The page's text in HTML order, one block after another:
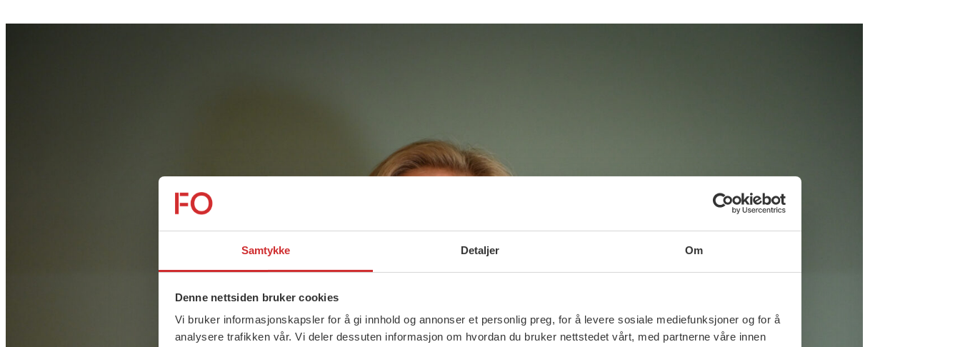
Samtykke Detaljer Om
Denne nettsiden bruker cookies
Vi bruker informasjonskapsler for å gi innhold og annonser et personlig preg, for å levere sosiale mediefunksjoner og for å
analysere trafikken vår. Vi deler dessuten informasjon om hvordan du bruker nettstedet vårt, med partnerne våre innen